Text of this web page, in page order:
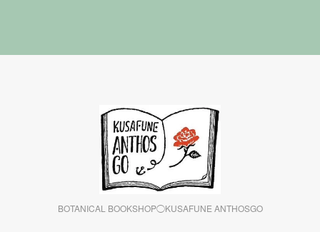
BOTANICAL BOOKSHOP◯KUSAFUNE ANTHOSGO